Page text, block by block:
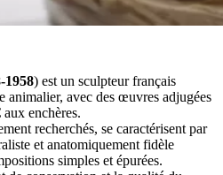
1958) est un sculpteur français
animalier, avec des œuvres adjugées
aux enchères.
recherchés, se caractérisent par
et anatomiquement fidèle
simples et épurées.